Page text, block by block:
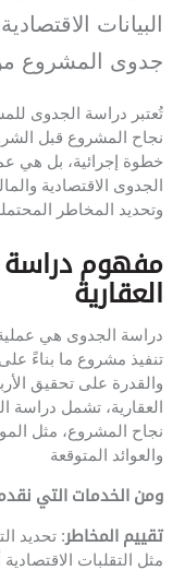
البيانات
جدوى المشروع من
تُعتبر دراسة الجدوى
نجاح المشروع قبل
خطوة إجرائية، بل هي
الجدوى الاقتصادية
وتحديد المخاطر
مفهوم دراسة
العقارية
دراسة الجدوى هي عملية
تنفيذ مشروع ما بناءً
والقدرة على تحقيق
العقارية، تشمل دراسة
نجاح المشروع، مثل
والعوائد المتوقعة
ومن الخدمات التي
تقييم المخاطر: تحديد
مثل التقلبات